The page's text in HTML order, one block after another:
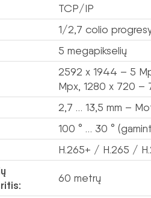
TCP/IP
1/2,7 colio
5 megapikselių
2592 x 1944 – 5
Mpx, 1280 x 720 –
2,7 … 13,5 mm –
100 ° … 30 °
H.265+ / H.265 /
60 metrų